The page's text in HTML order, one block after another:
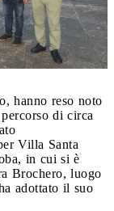
hanno reso noto
di circa
Villa Santa
in cui si è
Brochero, luogo
adottato il suo